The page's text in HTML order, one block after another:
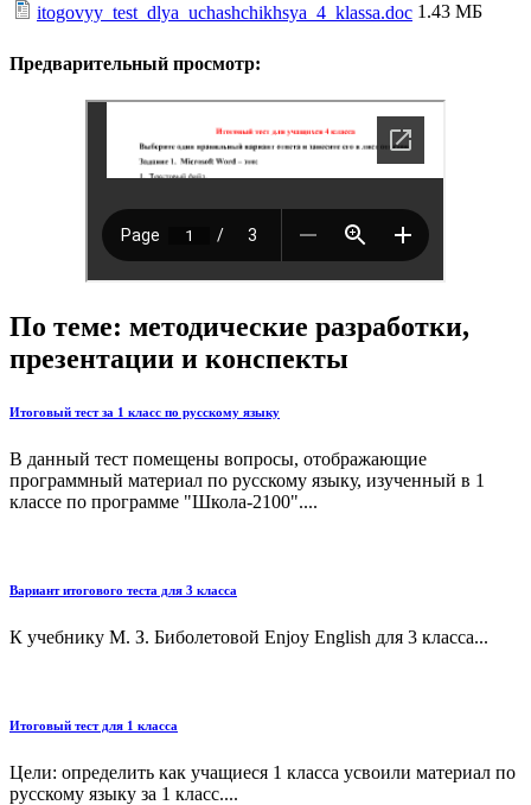
itogovyy_test_dlya_uchashchikhsya_4_klassa.doc 1.43 МБ
Предварительный просмотр:
По теме: методические разработки,
презентации и конспекты
Итоговый тест за 1 класс по русскому языку
В данный тест помещены вопросы, отображающие
программный материал по русскому языку, изученный в 1
классе по программе "Школа-2100"....
Вариант итогового теста для 3 класса
К учебнику М. З. Биболетовой Enjoy English для 3 класса...
Итоговый тест для 1 класса
Цели: определить как учащиеся 1 класса усвоили материал по
русскому языку за 1 класс....